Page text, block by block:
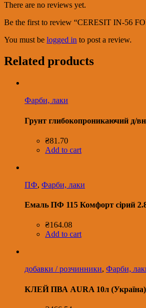
There are no reviews yet.
Be the first to review “CERESIT IN-56
You must be logged in to post a review.
Related products
Фарби, лаки
Грунт глибокопроникаючий д/
₴81.70
Add to cart
ПФ, Фарби, лаки
Емаль ПФ 115 Комфорт сірий
₴164.08
Add to cart
добавки / розчинники, Фарби,
КЛЕЙ ПВА AURA 10л (Україна)